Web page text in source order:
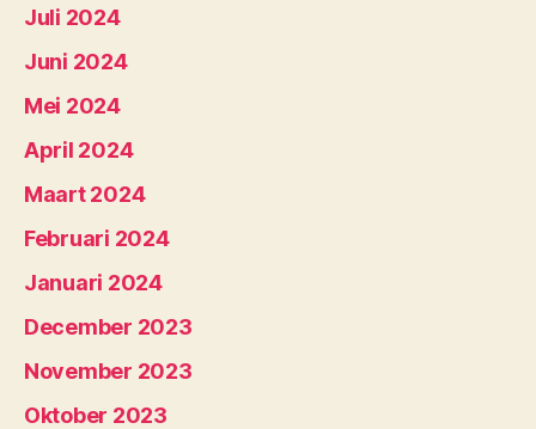
Juli 2024
Juni 2024
Mei 2024
April 2024
Maart 2024
Februari 2024
Januari 2024
December 2023
November 2023
Oktober 2023